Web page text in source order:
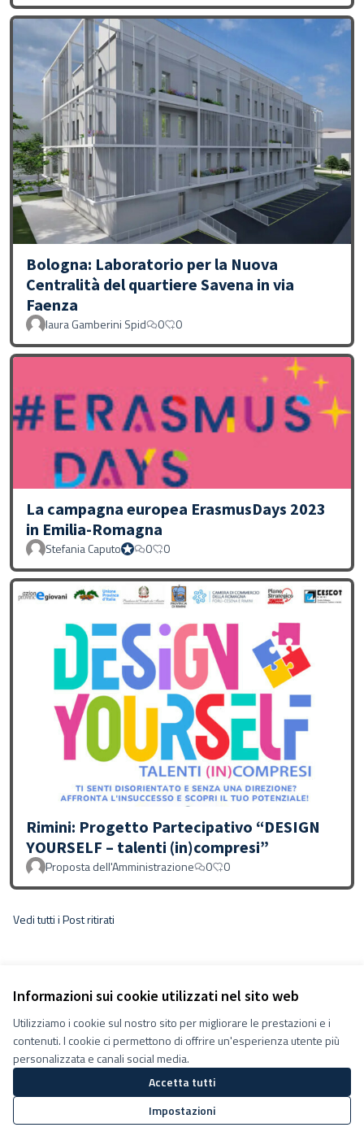
Informazioni sui cookie utilizzati nel sito web
Utilizziamo i cookie sul nostro sito per migliorare le prestazioni e i
contenuti. I cookie ci permettono di offrire un'esperienza utente più
personalizzata e canali social media.
Accetta tutti
Impostazioni
Bologna: Laboratorio per la Nuova
Centralità del quartiere Savena in via
Faenza
laura Gamberini Spid 0 0
La campagna europea ErasmusDays 2023
in Emilia-Romagna
Stefania CaputoProprio Stefania
0 0
Rimini: Progetto Partecipativo “DESIGN
YOURSELF – talenti (in)compresi”
Proposta dell'Amministrazione 0 0
Vedi tutti i Post ritirati
Termini e condizioni d''uso
Impostazioni Cookie
Decidiamo su Facebook
Decidiamo su YouTube
(Collegamento esterno)